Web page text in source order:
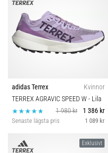
adidas Terrex
Kvinnor
TERREX AGRAVIC SPEED W- Lila
1 980 kr
1 386 kr
Senaste lägsta pris 1 089 kr
Exklusivt